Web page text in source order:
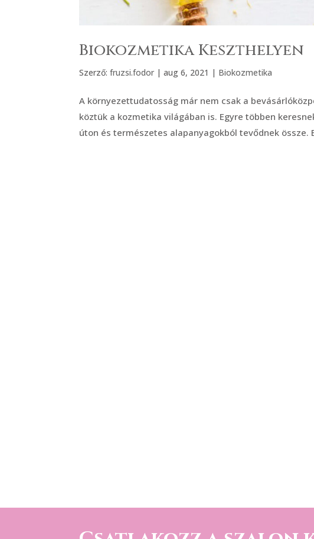
Biokozmetika Keszthelyen
Szerző:fruzsi.fodor |aug 6, 2021 | Biokozmetika
A környezettudatosság már nem csak a
köztük a kozmetika világában is. Egyre többen
úton és természetes alapanyagokból tevődnek össze.